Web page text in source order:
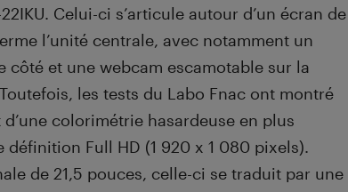
Celui-ci s’articule autour d’un écran de
l’unité centrale, avec notamment un
côté et une webcam escamotable sur la
les tests du Labo Fnac ont montré
colorimétrie hasardeuse en plus
définition Full HD (1 920 x 1 080 pixels).
de 21,5 pouces, celle-ci se traduit par une